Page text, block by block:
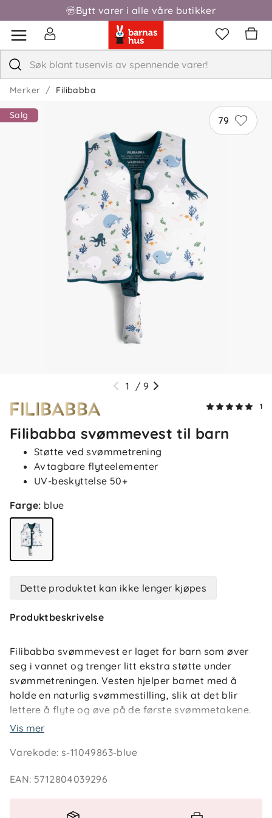
Bytt varer i alle våre butikker
Merker Filibabba
79
Salg
1 / 9
1
Filibabba svømmevest til barn
Støtte ved svømmetrening
Avtagbare flyteelementer
UV-beskyttelse 50+
Farge: blue
Dette produktet kan ikke lenger kjøpes
Produktbeskrivelse
Filibabba svømmevest er laget for barn som øver
seg i vannet og trenger litt ekstra støtte under
svømmetreningen. Vesten hjelper barnet med å
holde en naturlig svømmestilling, slik at det blir
lettere å flyte og øve på de første svømmetakene.
innebygde skumelementene fjernes gradvis, ett
ikke lenger trenger dem. Når barnet er trygt i
beskyttelse under lek i solen.
Vis mer
Varekode:s-11049863-blue
EAN: 5712804039296